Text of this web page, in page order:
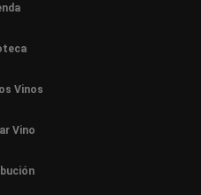
Vinos
Vino